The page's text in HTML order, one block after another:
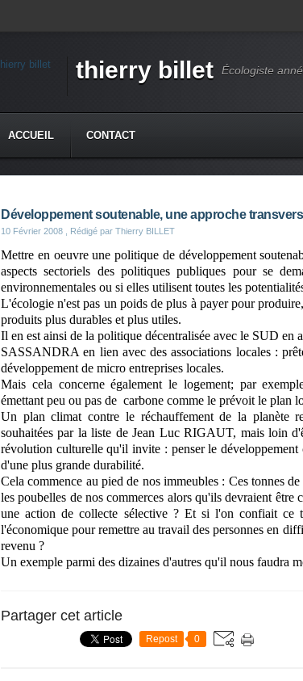
thierry billet Écologiste
ACCUEIL CONTACT
Développement soutenable, une approche
10 Février 2008 , Rédigé par Thierry BILLET
Mettre en oeuvre une politique de développement
aspects sectoriels des politiques publiques pour se
environnementales ou si elles utilisent toutes les
L'écologie n'est pas un poids de plus à payer pour
produits plus durables et plus utiles.
Il en est ainsi de la politique décentralisée avec le SUD en
SASSANDRA en lien avec des associations locales :
développement de micro entreprises locales.
Mais cela concerne également le logement; par
émettant peu ou pas de carbone comme le prévoit le plan
Un plan climat contre le réchauffement de la planète
souhaitées par la liste de Jean Luc RIGAUT, mais loin
révolution culturelle qu'il invite : penser le développement
d'une plus grande durabilité.
Cela commence au pied de nos immeubles : Ces tonnes
les poubelles de nos commerces alors qu'ils devraient
une action de collecte sélective ? Et si l'on confiait ce
l'économique pour remettre au travail des personnes en
revenu ?
Un exemple parmi des dizaines d'autres qu'il nous faudra
Partager cet article
Repost 0